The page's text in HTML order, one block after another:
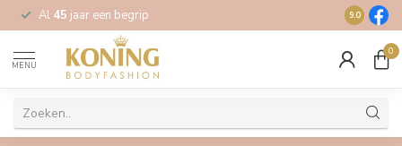
Al 45 jaar een begrip Gratis
9.0
MENU
0